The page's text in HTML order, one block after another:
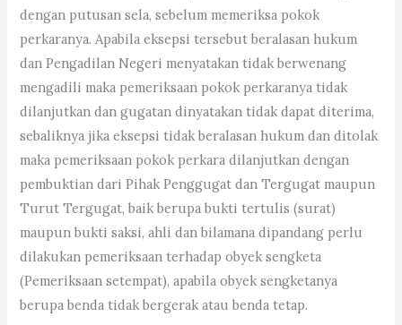
dengan putusan sela, sebelum memeriksa pokok
perkaranya. Apabila eksepsi tersebut beralasan hukum
dan Pengadilan Negeri menyatakan tidak berwenang
mengadili maka pemeriksaan pokok perkaranya tidak
dilanjutkan dan gugatan dinyatakan tidak dapat diterima,
sebaliknya jika eksepsi tidak beralasan hukum dan ditolak
maka pemeriksaan pokok perkara dilanjutkan dengan
pembuktian dari Pihak Penggugat dan Tergugat maupun
Turut Tergugat, baik berupa bukti tertulis (surat)
maupun bukti saksi, ahli dan bilamana dipandang perlu
dilakukan pemeriksaan terhadap obyek sengketa
(Pemeriksaan setempat), apabila obyek sengketanya
berupa benda tidak bergerak atau benda tetap.